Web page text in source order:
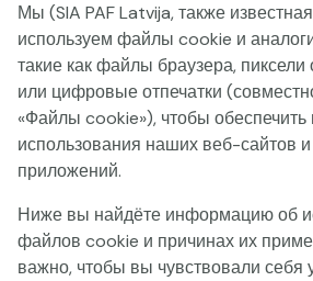
Эта игра недоступна как
Пожалуйста, авторизуйся,
эту игру на реальные
Войти
Мы (SIA PAF Latvija, также
используем файлы cookie и
такие как файлы браузера,
или цифровые отпечатки
«Файлы cookie»), чтобы
использования наших веб-сайтов
приложений.
Ниже вы найдёте информацию об
файлов cookie и причинах их
важно, чтобы вы чувствовали себя